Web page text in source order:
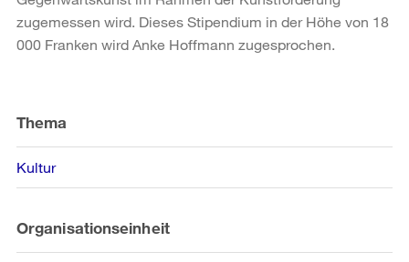
zugemessen wird. Dieses Stipendium in der Höhe von 18
000 Franken wird Anke Hoffmann zugesprochen.
Informationen
Thema
Kultur
Organisationseinheit